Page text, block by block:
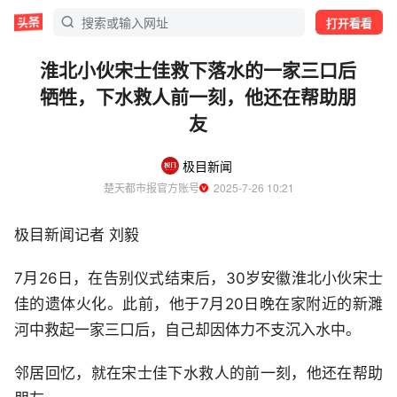
打开看看
淮北小伙宋士佳救下落水的一家三口后
牺牲，下水救人前一刻，他还在帮助朋
友
极目新闻
楚天都市报官方账号
  2025-7-26 10:21
极目新闻记者 刘毅
7月26日，在告别仪式结束后，30岁安徽淮北小伙宋士
佳的遗体火化。此前，他于7月20日晚在家附近的新濉
河中救起一家三口后，自己却因体力不支沉入水中。
邻居回忆，就在宋士佳下水救人的前一刻，他还在帮助